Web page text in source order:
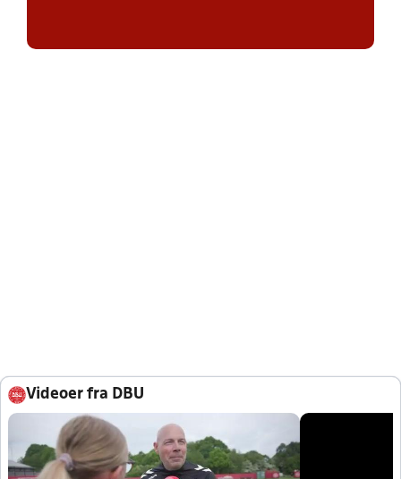
Videoer fra DBU